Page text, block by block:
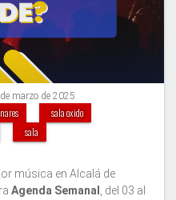
marzo de 2025
sala oxido
sala
música en Alcalá de
Agenda Semanal , del 03 al